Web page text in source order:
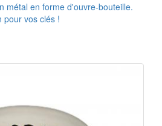
métal en forme d'ouvre-bouteille.
pour vos clés !